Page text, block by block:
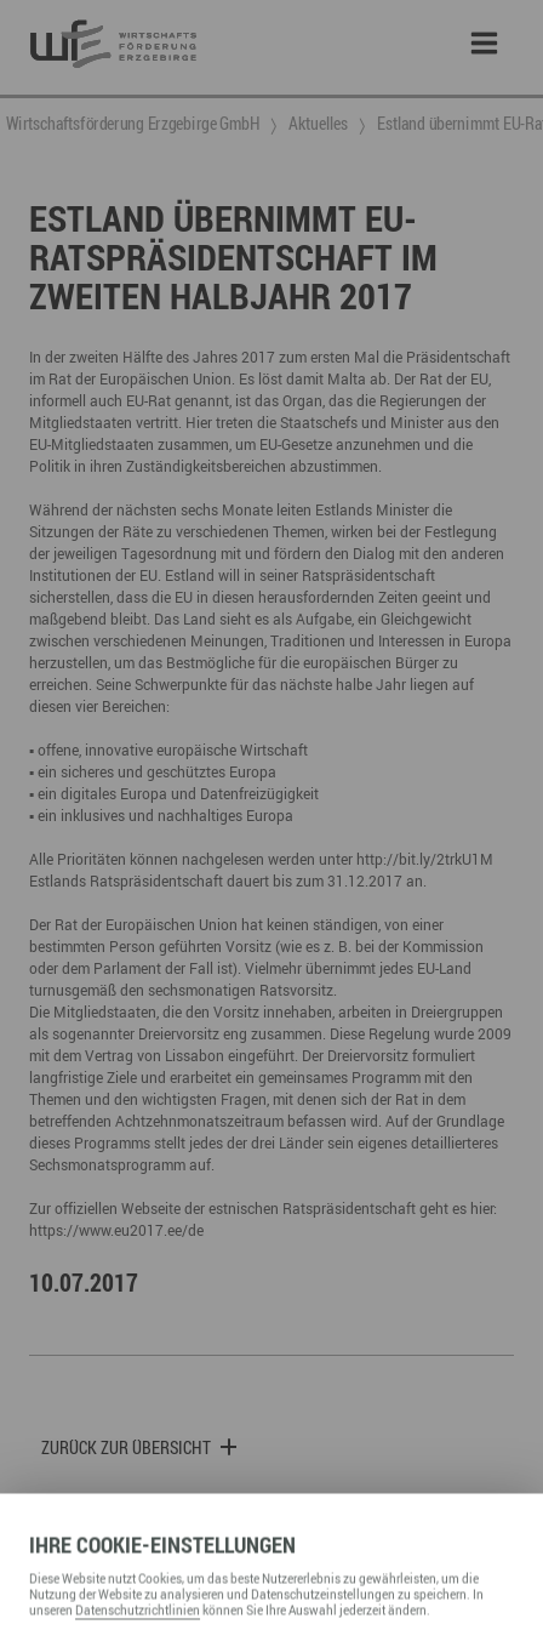
Wirtschaftsförderung Erzgebirge GmbH Aktuelles Estland übernimmt EU-
ESTLAND ÜBERNIMMT EU-
RATSPRÄSIDENTSCHAFT IM
ZWEITEN HALBJAHR 2017
In der zweiten Hälfte des Jahres 2017 zum ersten Mal die Präsidentschaft
im Rat der Europäischen Union. Es löst damit Malta ab. Der Rat der EU,
informell auch EU-Rat genannt, ist das Organ, das die Regierungen der
Mitgliedstaaten vertritt. Hier treten die Staatschefs und Minister aus den
EU-Mitgliedstaaten zusammen, um EU-Gesetze anzunehmen und die
Politik in ihren Zuständigkeitsbereichen abzustimmen.
Während der nächsten sechs Monate leiten Estlands Minister die
Sitzungen der Räte zu verschiedenen Themen, wirken bei der Festlegung
der jeweiligen Tagesordnung mit und fördern den Dialog mit den anderen
Institutionen der EU. Estland will in seiner Ratspräsidentschaft
sicherstellen, dass die EU in diesen herausfordernden Zeiten geeint und
maßgebend bleibt. Das Land sieht es als Aufgabe, ein Gleichgewicht
zwischen verschiedenen Meinungen, Traditionen und Interessen in Europa
herzustellen, um das Bestmögliche für die europäischen Bürger zu
erreichen. Seine Schwerpunkte für das nächste halbe Jahr liegen auf
diesen vier Bereichen:
▪ offene, innovative europäische Wirtschaft
▪ ein sicheres und geschütztes Europa
▪ ein digitales Europa und Datenfreizügigkeit
▪ ein inklusives und nachhaltiges Europa
Alle Prioritäten können nachgelesen werden unter http://bit.ly/2trkU1M
Estlands Ratspräsidentschaft dauert bis zum 31.12.2017 an.
Der Rat der Europäischen Union hat keinen ständigen, von einer
bestimmten Person geführten Vorsitz (wie es z. B. bei der Kommission
oder dem Parlament der Fall ist). Vielmehr übernimmt jedes EU-Land
turnusgemäß den sechsmonatigen Ratsvorsitz.
Die Mitgliedstaaten, die den Vorsitz innehaben, arbeiten in Dreiergruppen
als sogenannter Dreiervorsitz eng zusammen. Diese Regelung wurde 2009
mit dem Vertrag von Lissabon eingeführt. Der Dreiervorsitz formuliert
langfristige Ziele und erarbeitet ein gemeinsames Programm mit den
Themen und den wichtigsten Fragen, mit denen sich der Rat in dem
betreffenden Achtzehnmonatszeitraum befassen wird. Auf der Grundlage
dieses Programms stellt jedes der drei Länder sein eigenes detaillierteres
Sechsmonatsprogramm auf.
Zur offiziellen Webseite der estnischen Ratspräsidentschaft geht es hier:
https://www.eu2017.ee/de
10.07.2017
ZURÜCK ZUR ÜBERSICHT
IHRECOOKIE-EINSTELLUNGEN
DieseWebsitenutzt Cookies, um das beste Nutzererlebnis zu gewährleisten, um die
Nutzung derWebsitezu analysieren und Datenschutzeinstellungen zu speichern. In
unseren Datenschutzrichtlinien können Sie Ihre Auswahl jederzeit ändern.